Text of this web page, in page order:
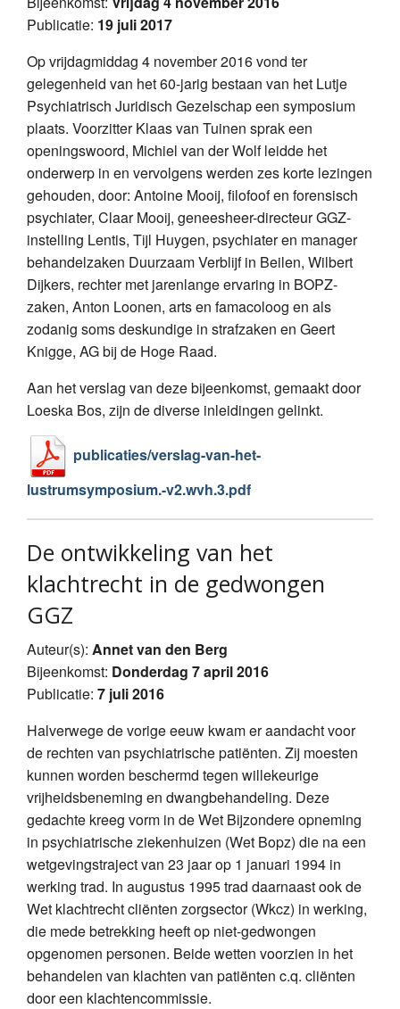
Publicatie: 19 juli 2017
Op vrijdagmiddag 4 november 2016 vond ter
gelegenheid van het 60-jarig bestaan van het Lutje
Psychiatrisch Juridisch Gezelschap een symposium
plaats. Voorzitter Klaas van Tuinen sprak een
openingswoord, Michiel van der Wolf leidde het
onderwerp in en vervolgens werden zes korte lezingen
gehouden, door: Antoine Mooij, filofoof en forensisch
psychiater, Claar Mooij, geneesheer-directeur GGZ-
instelling Lentis, Tijl Huygen, psychiater en manager
behandelzaken Duurzaam Verblijf in Beilen, Wilbert
Dijkers, rechter met jarenlange ervaring in BOPZ-
zaken, Anton Loonen, arts en famacoloog en als
zodanig soms deskundige in strafzaken en Geert
Knigge, AG bij de Hoge Raad.
Aan het verslag van deze bijeenkomst, gemaakt door
Loeska Bos, zijn de diverse inleidingen gelinkt.
publicaties/verslag-van-het-
lustrumsymposium.-v2.wvh.3.pdf
De ontwikkeling van het
klachtrecht in de gedwongen
GGZ
Auteur(s): Annet van den Berg
Bijeenkomst: Donderdag 7 april 2016
Publicatie: 7 juli 2016
Halverwege de vorige eeuw kwam er aandacht voor
de rechten van psychiatrische patiënten. Zij moesten
kunnen worden beschermd tegen willekeurige
vrijheidsbeneming en dwangbehandeling. Deze
gedachte kreeg vorm in de Wet Bijzondere opneming
in psychiatrische ziekenhuizen (Wet Bopz) die na een
wetgevingstraject van 23 jaar op 1 januari 1994 in
werking trad. In augustus 1995 trad daarnaast ook de
Wet klachtrecht cliënten zorgsector (Wkcz) in werking,
die mede betrekking heeft op niet-gedwongen
opgenomen personen. Beide wetten voorzien in het
behandelen van klachten van patiënten c.q. cliënten
door een klachtencommissie.